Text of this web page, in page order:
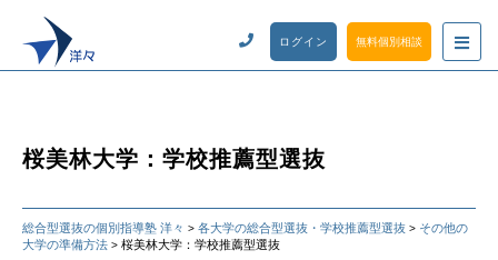
ログイン 無料個別相談
桜美林大学：学校推薦型選抜
総合型選抜の個別指導塾 洋々 > 各大学の総合型選抜・学校推薦型選抜 > その他の
大学の準備方法 > 桜美林大学：学校推薦型選抜